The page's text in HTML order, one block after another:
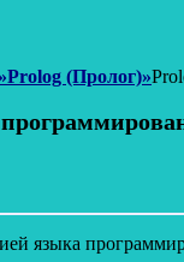
Prolog (Пролог)»
языка